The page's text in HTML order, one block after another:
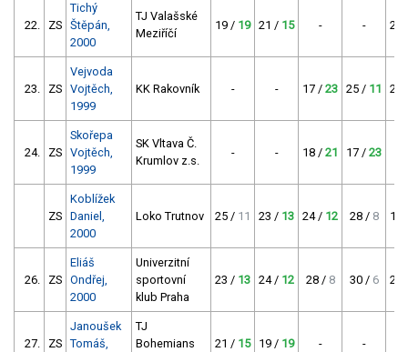
22. ZS
Tichý
Štěpán,
2000
TJ Valašské
Meziříčí
19 / 19 21 / 15 - - 24
23. ZS
Vejvoda
Vojtěch,
1999
KK Rakovník - - 17 / 23 25 / 11 25
24. ZS
Skořepa
Vojtěch,
1999
SK Vltava Č.
Krumlov z.s.
- - 18 / 21 17 / 23
ZS
Koblížek
Daniel,
2000
Loko Trutnov 25 / 11 23 / 13 24 / 12 28 / 8 19
26. ZS
Eliáš
Ondřej,
2000
Univerzitní
sportovní
klub Praha
23 / 13 24 / 12 28 / 8 30 / 6 26
27. ZS
Janoušek
Tomáš,
TJ
Bohemians
21 / 15 19 / 19 - -